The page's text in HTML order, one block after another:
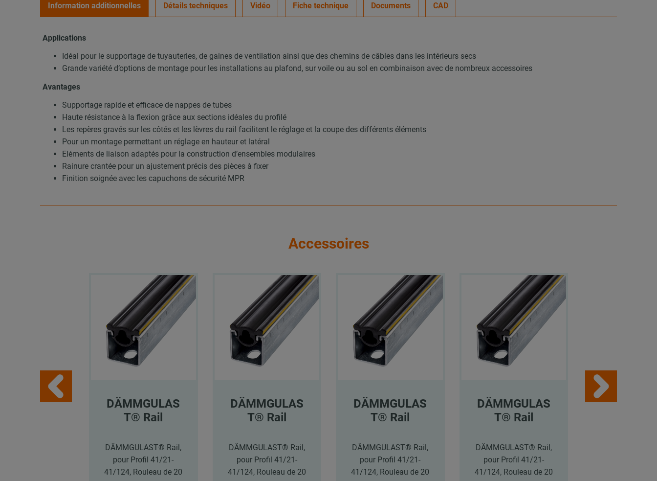
Information additionnelles Détails techniques Vidéo Fiche technique Documents CAD
Applications
Idéal pour le supportage de tuyauteries, de gaines de ventilation ainsi que des chemins de câbles dans les intérieurs secs
Grande variété d’options de montage pour les installations au plafond, sur voile ou au sol en combinaison avec de nombreux accessoires
Avantages
Supportage rapide et efficace de nappes de tubes
Haute résistance à la flexion grâce aux sections idéales du profilé
Les repères gravés sur les côtés et les lèvres du rail facilitent le réglage et la coupe des différents éléments
Pour un montage permettant un réglage en hauteur et latéral
Eléments de liaison adaptés pour la construction d’ensembles modulaires
Rainure crantée pour un ajustement précis des pièces à fixer
Finition soignée avec les capuchons de sécurité MPR
Accessoires
DÄMMGULAS
T® Rail
DÄMMGULAST® Rail,
pour Profil 41/21-
41/124, Rouleau de 20
DÄMMGULAS
T® Rail
DÄMMGULAST® Rail,
pour Profil 41/21-
41/124, Rouleau de 20
DÄMMGULAS
T® Rail
DÄMMGULAST® Rail,
pour Profil 41/21-
41/124, Rouleau de 20
DÄMMGULAS
T® Rail
DÄMMGULAST® Rail,
pour Profil 41/21-
41/124, Rouleau de 20